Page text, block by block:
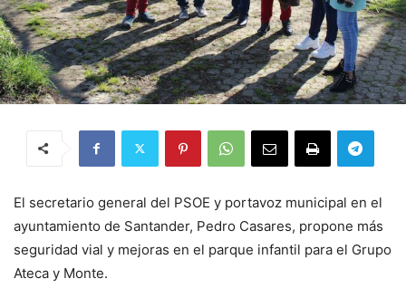
El secretario general del PSOE y portavoz municipal en el
ayuntamiento de Santander, Pedro Casares, propone más
seguridad vial y mejoras en el parque infantil para el Grupo
Ateca y Monte.